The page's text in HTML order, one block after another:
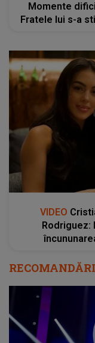
Momente
Fratele lui s-a
VIDEO
Rodriguez:
RECOMANDĂRI